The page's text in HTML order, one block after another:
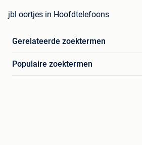
jbl oortjes in Hoofdtelefoons
Gerelateerde zoektermen
Populaire zoektermen